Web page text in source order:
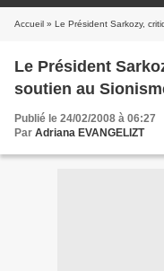
Accueil » Le Président Sarkozy,
Le Président
soutien au
Publié le 24/02/2008 à 06:27
Par Adriana EVANGELIZT